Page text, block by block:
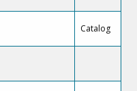
Catalog